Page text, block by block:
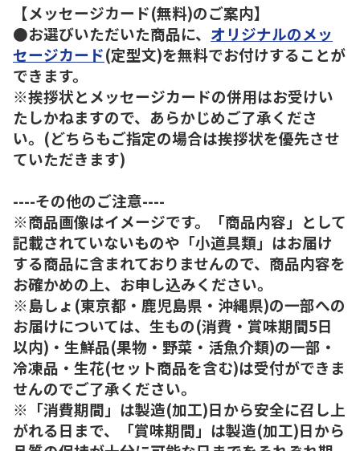
【メッセージカード(無料)のご案内】
●お選びいただいた商品に、 オリジナルのメッ
セージカード(定型文)を無料でお付けすることが
できます。
※挨拶状とメッセージカードの併用はお受けい
たしかねますので、あらかじめご了承くださ
い。(どちらもご指定の場合は挨拶状を優先させ
ていただきます)
----その他のご注意----
※商品画像はイメージです。「商品内容」として
記載されていないものや「小道具類」はお届け
する商品に含まれておりませんので、商品内容を
お確かめの上、お申し込みください。
※島しょ(東京都・鹿児島県・沖縄県)の一部への
お届けについては、生もの(消費・賞味期間5日
以内)・生鮮品(果物・野菜・活魚介類)の一部・
冷凍品・生花(セット商品を含む)は受付ができま
せんのでご了承ください。
※「消費期間」は製造(加工)日から安全に召し上
がれる日まで、「賞味期間」は製造(加工)日から